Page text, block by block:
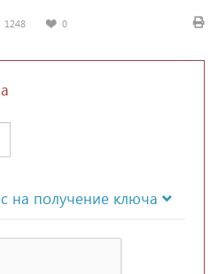
1248 0
на получение ключа